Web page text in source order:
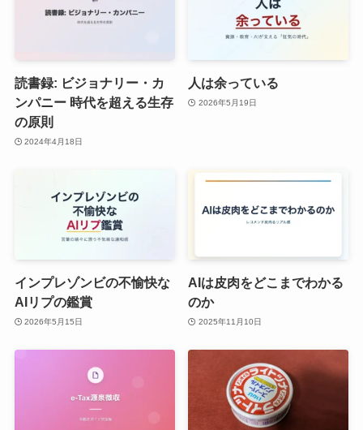
読書録: ビジョナリー・カ
ンパニー 時代を超える生存
の原則
2024年4月18日
人は余っている
2026年5月19日
インプレゾンビの不愉快な
AIリプの鑑賞
2026年5月15日
AIは皮肉をどこまでわかる
のか
2025年11月10日